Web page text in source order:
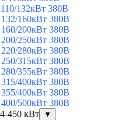
132кВт 380В
160кВт 380В
200кВт 380В
250кВт 380В
280кВт 380В
315кВт 380В
355кВт 380В
400кВт 380В
400кВт 380В
500кВт 380В
450 кВт
▼